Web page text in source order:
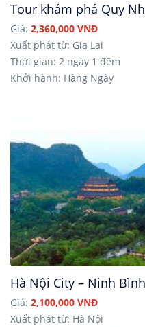
Tour khám phá Quy
Giá: 2,360,000 VNĐ
Xuất phát từ: Gia Lai
Thời gian: 2 ngày 1 đêm
Khởi hành: Hàng Ngày
Hà Nội City – Ninh
Giá: 2,100,000 VNĐ
Xuất phát từ: Hà Nội